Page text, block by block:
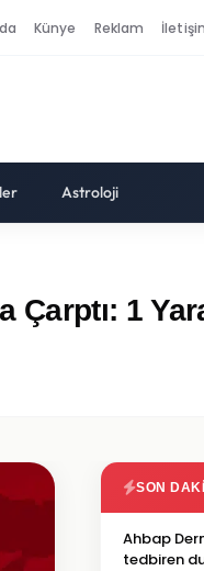
Künye Reklam
Astroloji
1
SON
Ahbap
tedbiren